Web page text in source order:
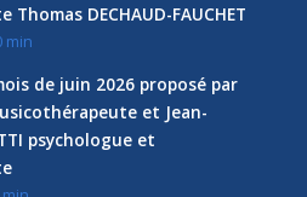
DECHAUD-FAUCHET
min
de juin 2026 proposé par
et Jean-
psychologue et